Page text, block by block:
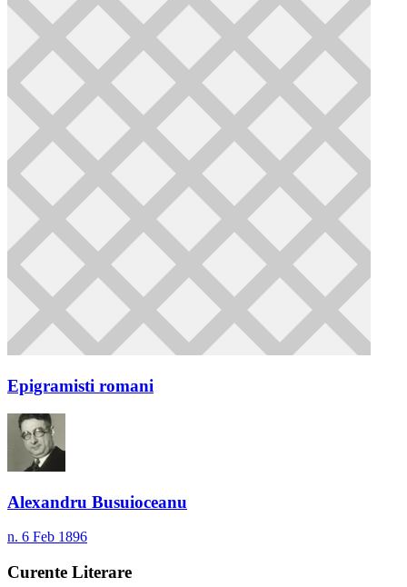
Epigramisti romani
Alexandru Busuioceanu
n. 6 Feb 1896
Curente Literare